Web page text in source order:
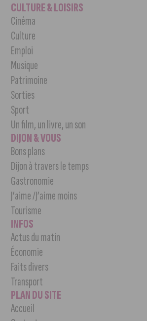
CULTURE & LOISIRS
Cinéma
Culture
Emploi
Musique
Patrimoine
Sorties
Sport
Un film, un livre, un son
DIJON & VOUS
Bons plans
Dijon à travers le temps
Gastronomie
J’aime /J’aime moins
Tourisme
INFOS
Actus du matin
Économie
Faits divers
Transport
PLAN DU SITE
Accueil